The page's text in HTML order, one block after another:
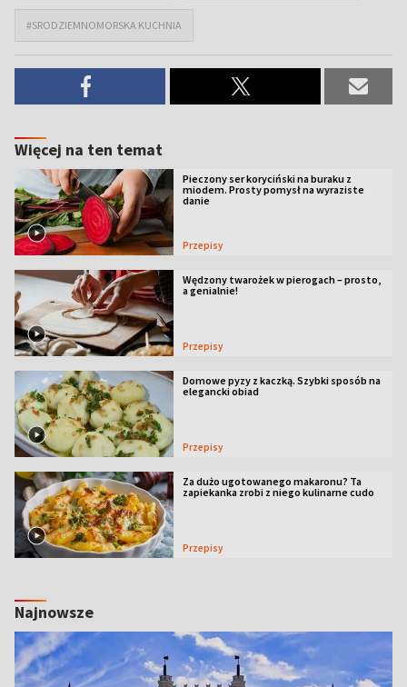
#SRODZIEMNOMORSKA KUCHNIA
Więcej na ten temat
Pieczony ser koryciński na buraku z
miodem. Prosty pomysł na wyraziste
danie
Przepisy
Wędzony twarożek w pierogach – prosto,
a genialnie!
Przepisy
Domowe pyzy z kaczką. Szybki sposób na
elegancki obiad
Przepisy
Za dużo ugotowanego makaronu? Ta
zapiekanka zrobi z niego kulinarne cudo
Przepisy
Najnowsze